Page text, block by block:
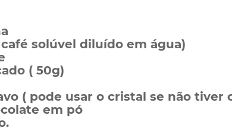
solúvel diluído em água)
( 50g)
( pode usar o cristal se não tiver
em pó